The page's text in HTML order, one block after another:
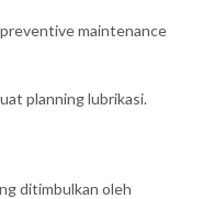
preventive maintenance
planning lubrikasi.
ditimbulkan oleh